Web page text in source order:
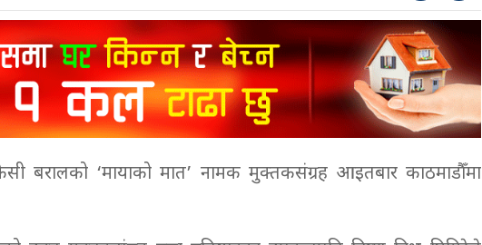
केसी बरालको ‘मायाको मात’ नामक मुक्तकसंग्रह आइतबार काठमाडौँमा